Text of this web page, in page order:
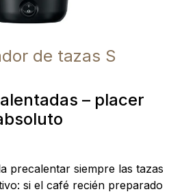
de tazas S
– placer
precalentar siempre las tazas
si el café recién preparado